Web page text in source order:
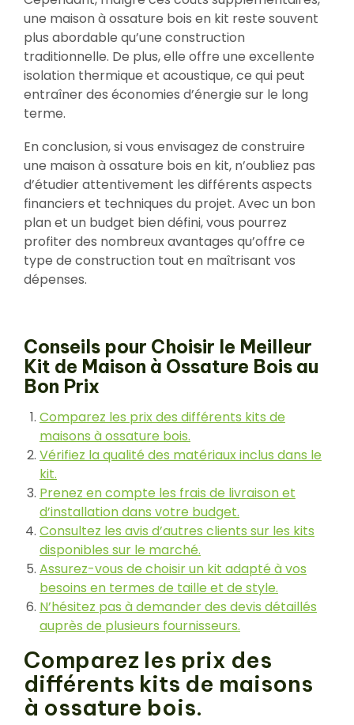
une maison à ossature bois en kit reste souvent
plus abordable qu’une construction
traditionnelle. De plus, elle offre une excellente
isolation thermique et acoustique, ce qui peut
entraîner des économies d’énergie sur le long
terme.
En conclusion, si vous envisagez de construire
une maison à ossature bois en kit, n’oubliez pas
d’étudier attentivement les différents aspects
financiers et techniques du projet. Avec un bon
plan et un budget bien défini, vous pourrez
profiter des nombreux avantages qu’offre ce
type de construction tout en maîtrisant vos
dépenses.
Conseils pour Choisir le Meilleur
Kit de Maison à Ossature Bois au
Bon Prix
Comparez les prix des différents kits de
maisons à ossature bois.
Vérifiez la qualité des matériaux inclus dans le
kit.
Prenez en compte les frais de livraison et
d’installation dans votre budget.
Consultez les avis d’autres clients sur les kits
disponibles sur le marché.
Assurez-vous de choisir un kit adapté à vos
besoins en termes de taille et de style.
N’hésitez pas à demander des devis détaillés
auprès de plusieurs fournisseurs.
Comparez les prix des
différents kits de maisons
à ossature bois.